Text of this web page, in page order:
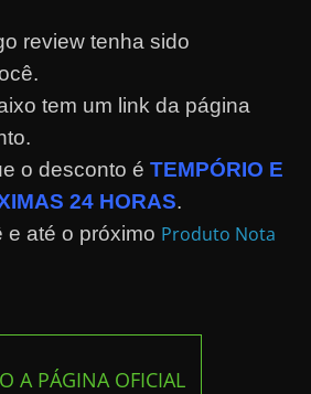
review tenha sido
tem um link da página
o desconto éTEMPÓRIO E
24 HORAS.
e até o próximo Produto Nota
A PÁGINA OFICIAL